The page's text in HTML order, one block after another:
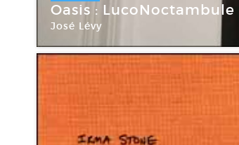
Oasis : LucoNoctambule
José Lévy